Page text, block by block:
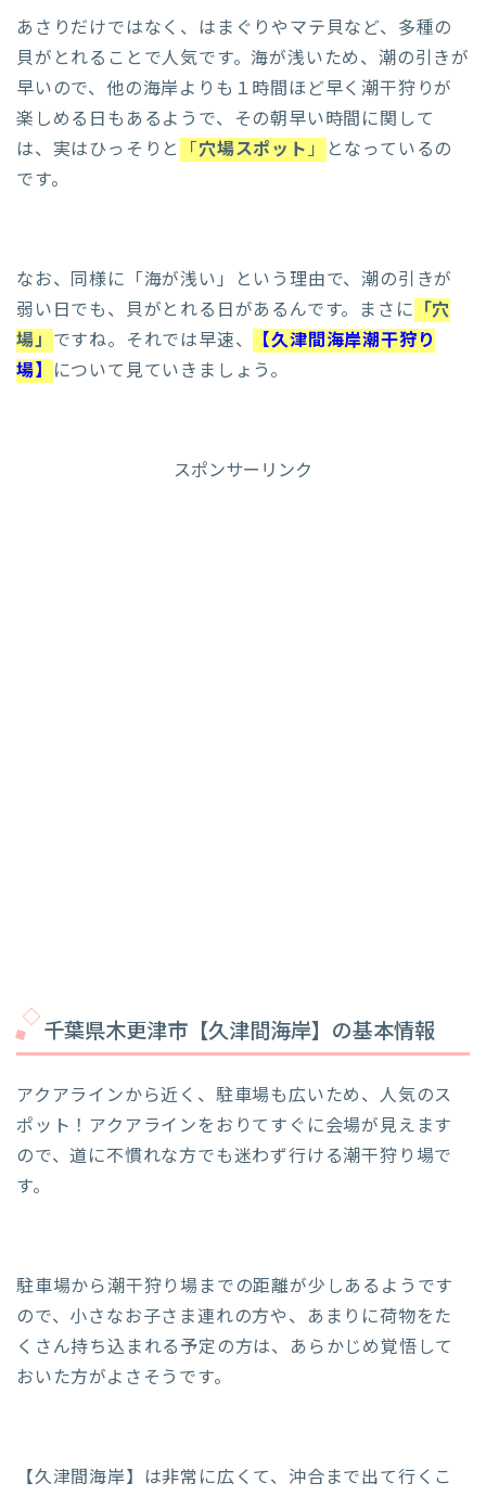
あさりだけではなく、はまぐりやマテ貝など、多種の
貝がとれることで人気です。海が浅いため、潮の引きが
早いので、他の海岸よりも１時間ほど早く潮干狩りが
楽しめる日もあるようで、その朝早い時間に関して
は、実はひっそりと
「穴場スポット」
となっているの
です。
なお、同様に「海が浅い」という理由で、潮の引きが
弱い日でも、貝がとれる日があるんです。まさに 「穴
場」 ですね。それでは早速、
【久津間海岸潮干狩り
場】
について見ていきましょう。
スポンサーリンク
千葉県木更津市【久津間海岸】の基本情報
アクアラインから近く、駐車場も広いため、人気のス
ポット！アクアラインをおりてすぐに会場が見えます
ので、道に不慣れな方でも迷わず行ける潮干狩り場で
す。
駐車場から潮干狩り場までの距離が少しあるようです
ので、小さなお子さま連れの方や、あまりに荷物をた
くさん持ち込まれる予定の方は、あらかじめ覚悟して
おいた方がよさそうです。
【久津間海岸】は非常に広くて、沖合まで出て行くこ